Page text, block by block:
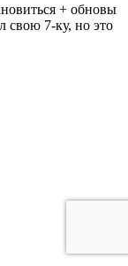
+ обновы
свою 7-ку, но это